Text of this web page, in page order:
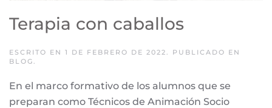
Terapia con caballos
ESCRITO EN 1 DE FEBRERO DE 2022. PUBLICADO EN
BLOG.
En el marco formativo de los alumnos que se
preparan como Técnicos de Animación Socio